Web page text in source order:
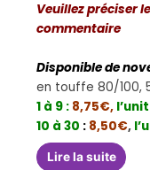
Veuillez préciser
commentaire
Disponible de
en touffe 80/100,
1 à 9 : 8,75€,
10 à 30 : 8,50€,
Lire la suite